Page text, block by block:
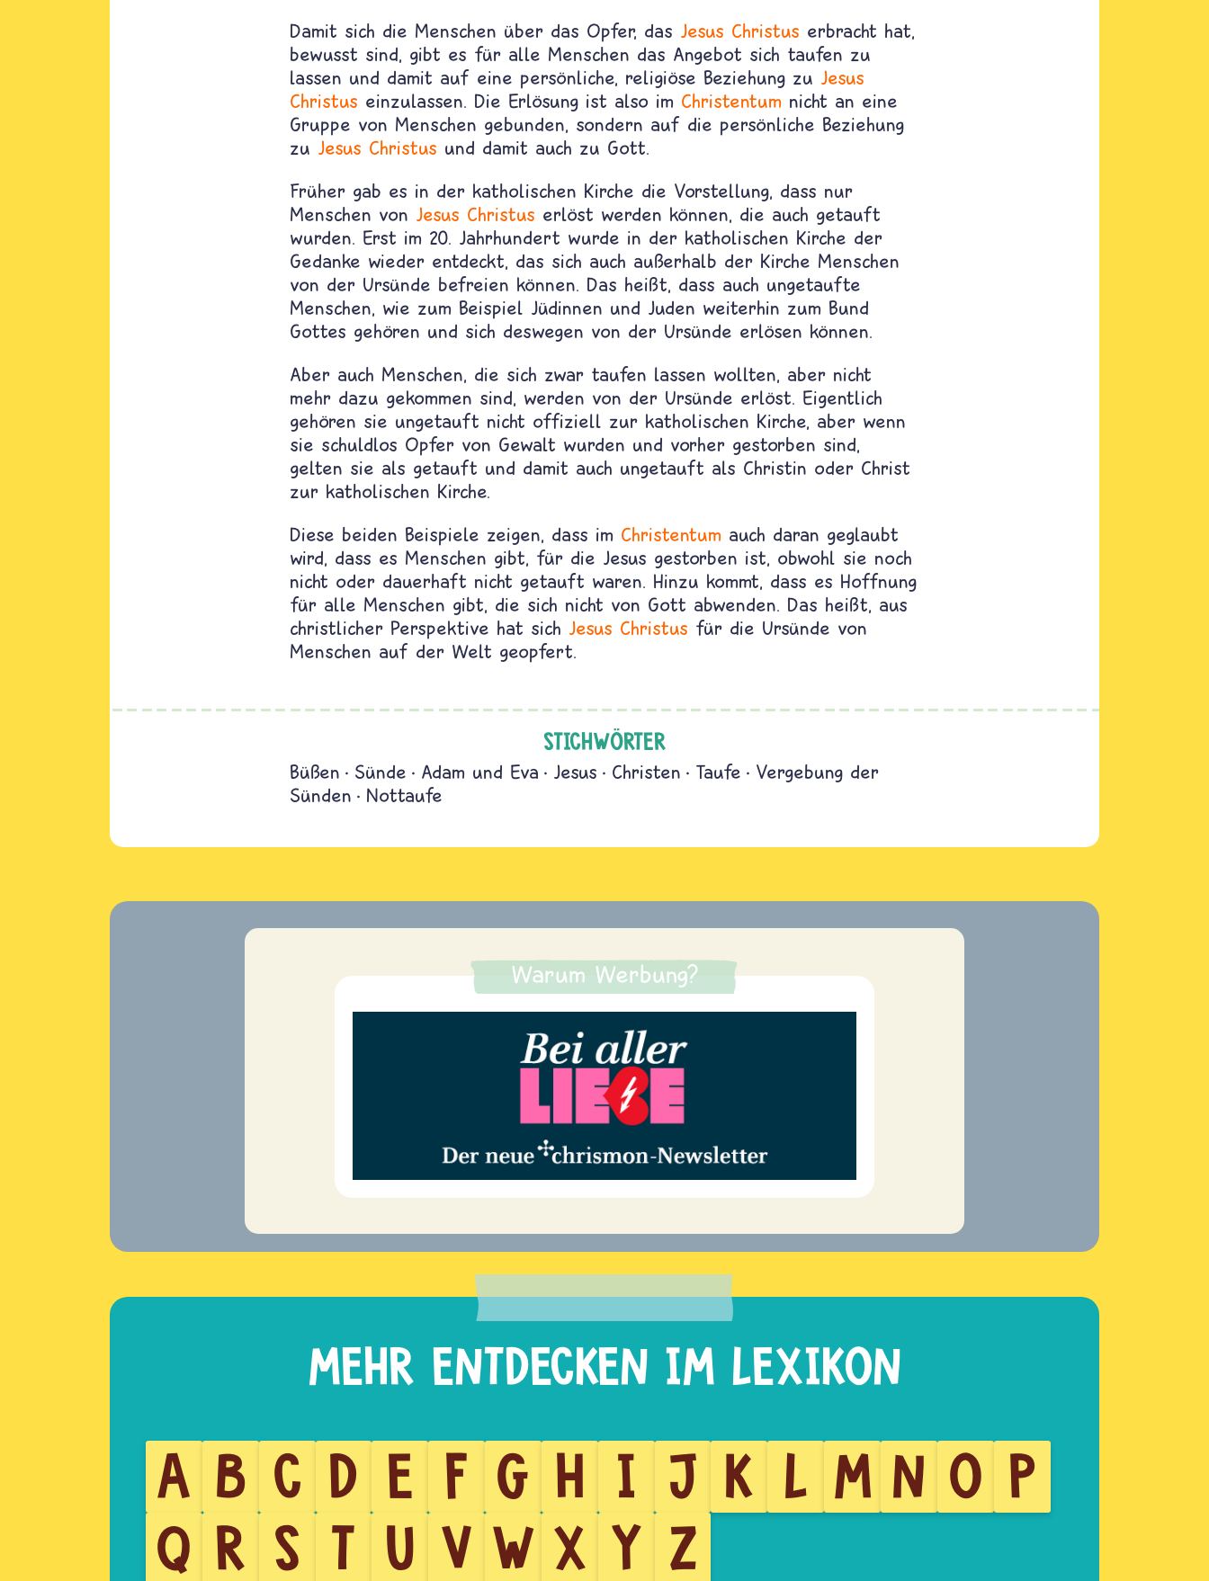
Damit sich die Menschen über das Opfer, das Jesus Christus erbracht hat,
bewusst sind, gibt es für alle Menschen das Angebot sich taufen zu
lassen und damit auf eine persönliche, religiöse Beziehung zu Jesus
Christus einzulassen. Die Erlösung ist also im Christentum nicht an eine
Gruppe von Menschen gebunden, sondern auf die persönliche Beziehung
zu Jesus Christus und damit auch zu Gott.
Früher gab es in der katholischen Kirche die Vorstellung, dass nur
Menschen von Jesus Christus erlöst werden können, die auch getauft
wurden. Erst im 20. Jahrhundert wurde in der katholischen Kirche der
Gedanke wieder entdeckt, das sich auch außerhalb der Kirche Menschen
von der Ursünde befreien können. Das heißt, dass auch ungetaufte
Menschen, wie zum Beispiel Jüdinnen und Juden weiterhin zum Bund
Gottes gehören und sich deswegen von der Ursünde erlösen können.
Aber auch Menschen, die sich zwar taufen lassen wollten, aber nicht
mehr dazu gekommen sind, werden von der Ursünde erlöst. Eigentlich
gehören sie ungetauft nicht offiziell zur katholischen Kirche, aber wenn
sie schuldlos Opfer von Gewalt wurden und vorher gestorben sind,
gelten sie als getauft und damit auch ungetauft als Christin oder Christ
zur katholischen Kirche.
Diese beiden Beispiele zeigen, dass im Christentum auch daran geglaubt
wird, dass es Menschen gibt, für die Jesus gestorben ist, obwohl sie noch
nicht oder dauerhaft nicht getauft waren. Hinzu kommt, dass es Hoffnung
für alle Menschen gibt, die sich nicht von Gott abwenden. Das heißt, aus
christlicher Perspektive hat sich Jesus Christus für die Ursünde von
Menschen auf der Welt geopfert.
STICHWÖRTER
Büßen Sünde Adam und Eva Jesus Christen Taufe
Vergebung der
Sünden
Nottaufe
Warum Werbung?
A B C D E F G H I J K L M N O P
Q R S T U V W X Y Z